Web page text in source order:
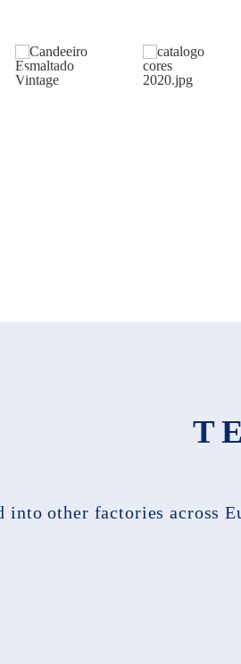
into other factories across